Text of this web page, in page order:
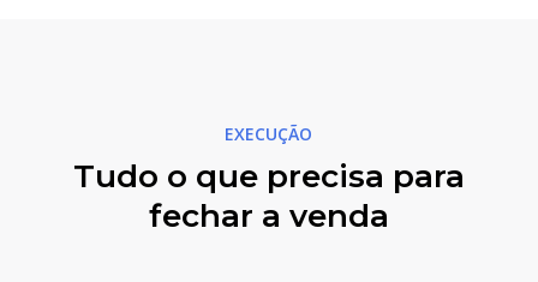
EXECUÇÃO
Tudo o que precisa para
fechar a venda